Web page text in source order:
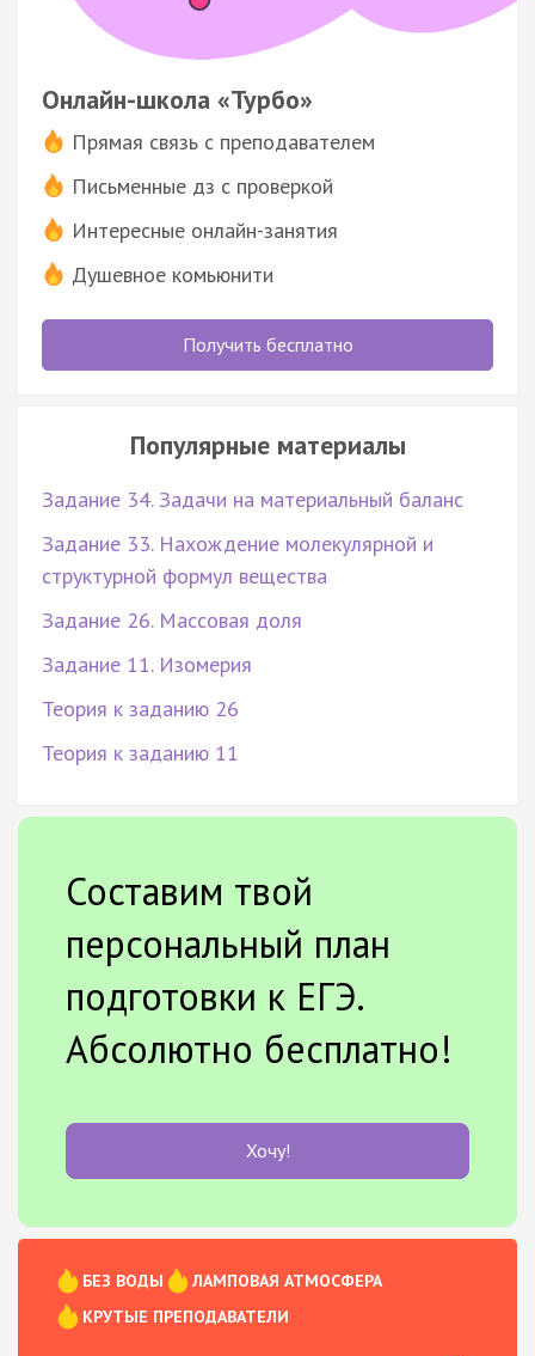
Онлайн-школа «Турбо»
Прямая связь с преподавателем
Письменные дз с проверкой
Интересные онлайн-занятия
Душевное комьюнити
Получить бесплатно
Популярные материалы
Задание 34. Задачи на материальный баланс
Задание 33. Нахождение молекулярной и
структурной формул вещества
Задание 26. Массовая доля
Задание 11. Изомерия
Теория к заданию 26
Теория к заданию 11
Составим твой
персональный план
подготовки к ЕГЭ.
Абсолютно бесплатно!
Хочу!
БЕЗ ВОДЫ
ЛАМПОВАЯ АТМОСФЕРА
КРУТЫЕ ПРЕПОДАВАТЕЛИ